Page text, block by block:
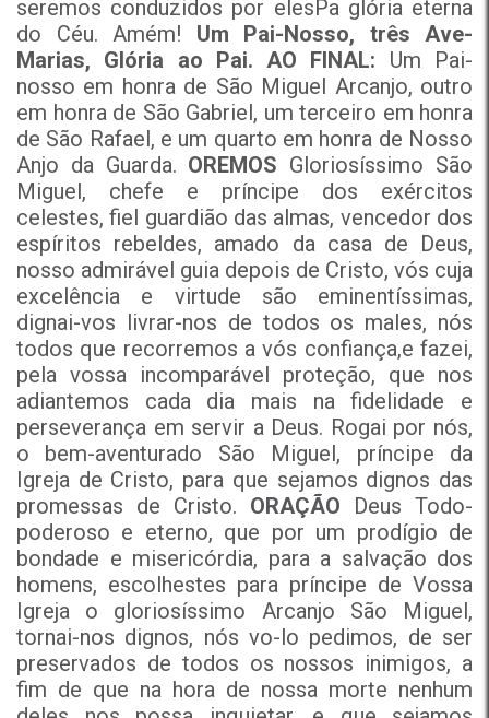
seremos conduzidos por elesPa glória eterna
do Céu. Amém! Um Pai-Nosso, três Ave-
Marias, Glória ao Pai. AO FINAL: Um Pai-
nosso em honra de São Miguel Arcanjo, outro
em honra de São Gabriel, um terceiro em honra
de São Rafael, e um quarto em honra de Nosso
Anjo da Guarda. OREMOS Gloriosíssimo São
Miguel, chefe e príncipe dos exércitos
celestes, fiel guardião das almas, vencedor dos
espíritos rebeldes, amado da casa de Deus,
nosso admirável guia depois de Cristo, vós cuja
excelência e virtude são eminentíssimas,
dignai-vos livrar-nos de todos os males, nós
todos que recorremos a vós confiança,e fazei,
pela vossa incomparável proteção, que nos
adiantemos cada dia mais na fidelidade e
perseverança em servir a Deus. Rogai por nós,
o bem-aventurado São Miguel, príncipe da
Igreja de Cristo, para que sejamos dignos das
promessas de Cristo. ORAÇÃO Deus Todo-
poderoso e eterno, que por um prodígio de
bondade e misericórdia, para a salvação dos
homens, escolhestes para príncipe de Vossa
Igreja o gloriosíssimo Arcanjo São Miguel,
tornai-nos dignos, nós vo-lo pedimos, de ser
preservados de todos os nossos inimigos, a
fim de que na hora de nossa morte nenhum